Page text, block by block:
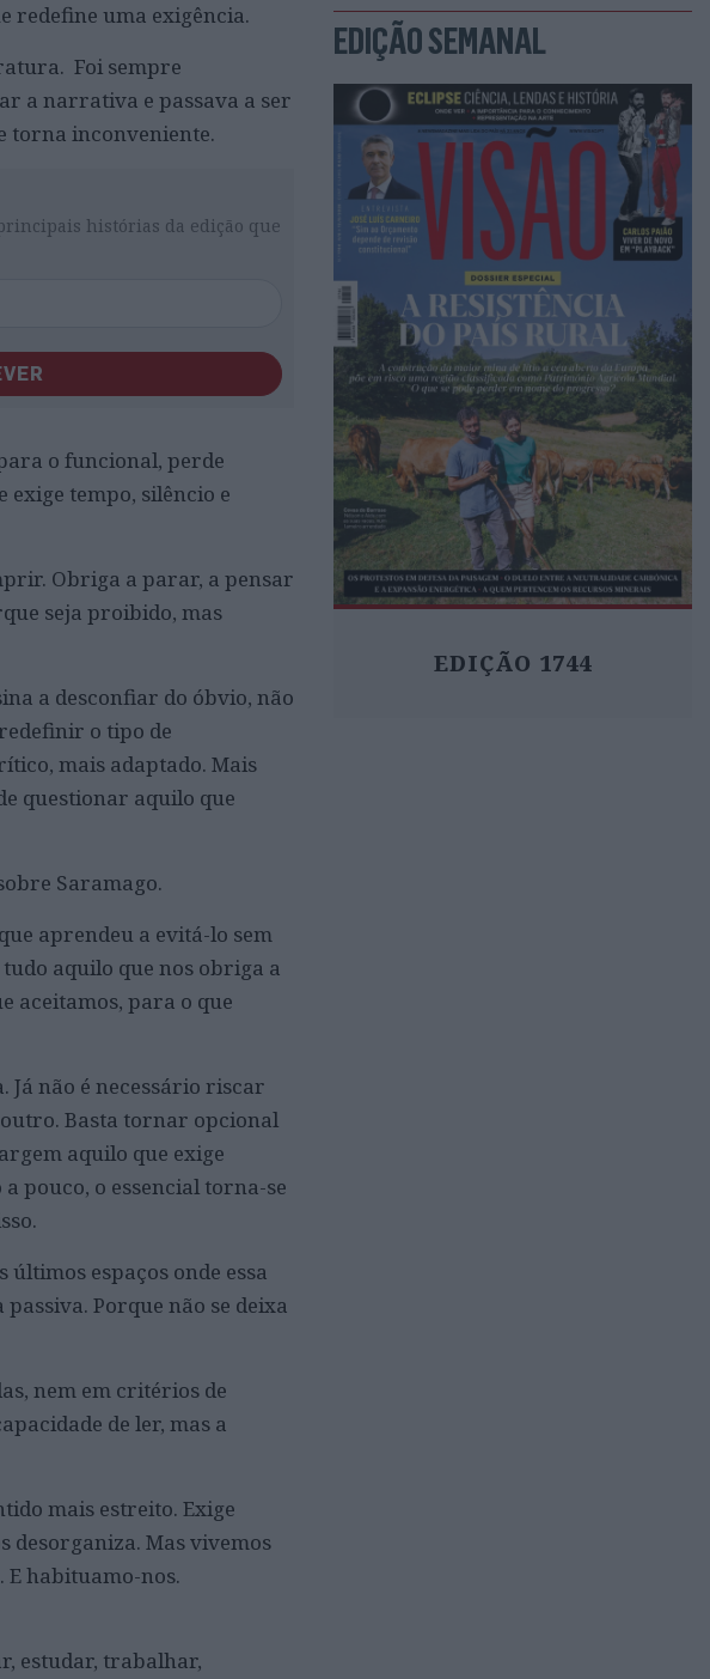
redefine uma exigência.
Foi sempre
a narrativa e passava a ser
torna inconveniente.
histórias da edição que
o funcional, perde
exige tempo, silêncio e
Obriga a parar, a pensar
seja proibido, mas
a desconfiar do óbvio, não
o tipo de
mais adaptado. Mais
questionar aquilo que
Saramago.
aprendeu a evitá-lo sem
aquilo que nos obriga a
aceitamos, para o que
Já não é necessário riscar
Basta tornar opcional
aquilo que exige
a pouco, o essencial torna-se
espaços onde essa
Porque não se deixa
nem em critérios de
de ler, mas a
mais estreito. Exige
desorganiza. Mas vivemos
E habituamo-nos.
estudar, trabalhar,
EDIÇÃO SEMANAL
EDIÇÃO 1744